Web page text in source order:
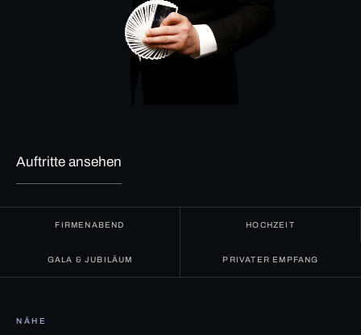
Auftritte ansehen
FIRMENABEND HOCHZEIT
GALA & JUBILÄUM PRIVATER EMPFANG
NÄHE